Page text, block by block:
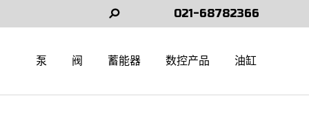
Search: 021-68782366
泵 阀 蓄能器 数控产品 油缸